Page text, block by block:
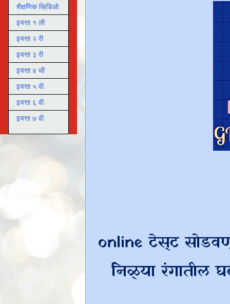
online टेस्ट
निळ्या
शैक्षणिक व्हिडिओ
इयत्ता १ ली
इयत्ता २ री
इयत्ता ३ री
इयत्ता ४ थी
इयत्ता ५ वी
इयत्ता ६ वी
इयत्ता ७ वी